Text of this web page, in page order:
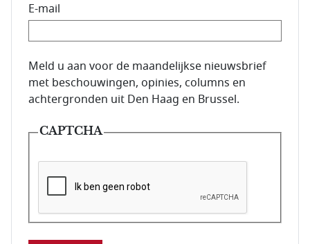
E-mail
E-mailadres van de abonnee.
Meld u aan voor de maandelijkse nieuwsbrief
met beschouwingen, opinies, columns en
achtergronden uit Den Haag en Brussel.
CAPTCHA
Deze vraag is om te controleren dat u een mens